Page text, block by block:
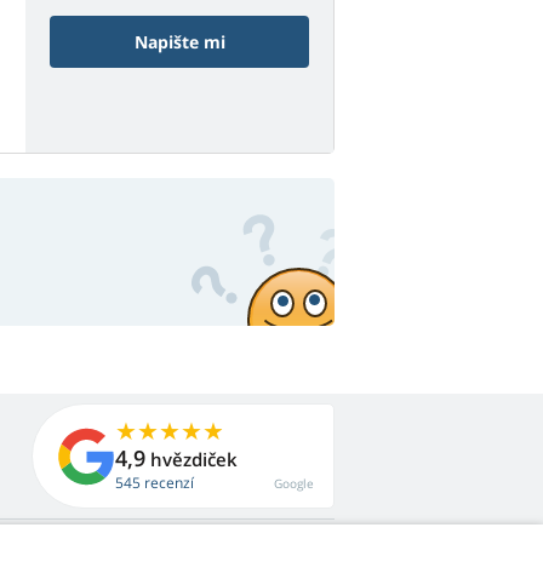
Napište mi
4,9 hvězdiček
545 recenzí Google